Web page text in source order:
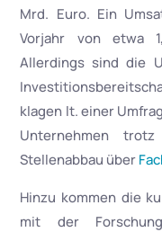
Mrd. Euro. Ein
Vorjahr von etwa
Allerdings sind die
klagen lt. einer
Unternehmen
Stellenabbau über
Hinzu kommen die
mit der